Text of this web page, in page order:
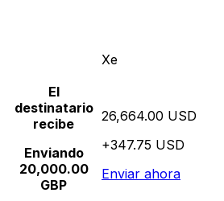
Xe
El
destinatario
recibe
Enviando
20,000.00
GBP
26,664.00 USD
+347.75 USD
Enviar ahora